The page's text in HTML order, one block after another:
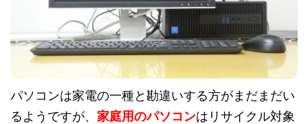
パソコンは家電の一種と勘違いする方がまだまだい
るようですが、 家庭用のパソコンはリサイクル対象